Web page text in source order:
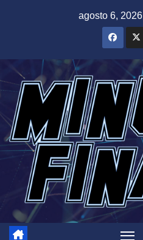
agosto 6, 2026